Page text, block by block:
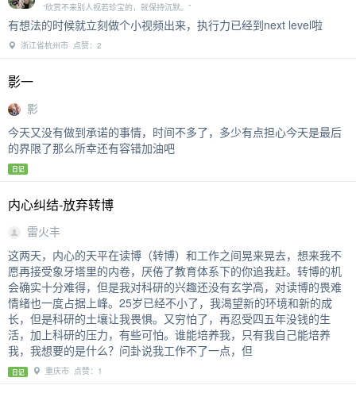
“欣赏不来别人视若珍宝的，就保持沉默。”
有想法的时候就立刻做个小视频出来，执行力已经到next level啦
浙江省杭州市 点赞：2
影一
影
今天又没有做到承诺的事情，时间不多了，多少有点担心今天是最后
的界限了那么所幸还有容错加油吧
日记
内心纠结-放弃转博
雷火丰
这两天，内心的天平在读博（转博）和工作之间晃来晃去，想来我不
愿再接受象牙塔里的内卷，厌倦了教育体系下的你追我赶。转博的机
会确实十分难得，但是我对科研的兴趣还没有玄学高，对读博的畏难
情绪也一度占据上峰。25岁已经不小了，我渴望新的环境和新的成
长，但是科研的土壤让我畏惧。又穷怕了，再忍受四五年没钱的生
活，加上科研的压力，有些可怕。谁能培养我，只有我自己能培养
我，我想要的是什么？问卦说我工作不了一点，但
日记 重庆市 点赞：1